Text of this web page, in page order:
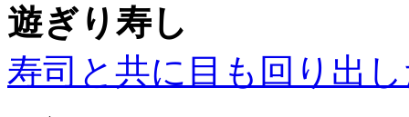
遊ぎり寿し
寿司と共に目も回り出